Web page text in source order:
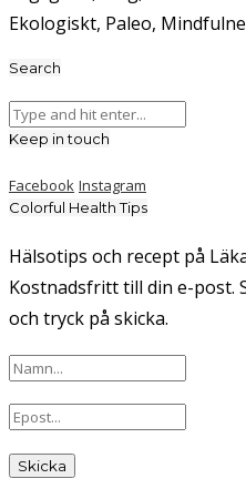
Ekologiskt, Paleo,
Search
Keep in touch
Facebook Instagram
Colorful Health Tips
Hälsotips och recept på
Kostnadsfritt till din e-post.
och tryck på skicka.